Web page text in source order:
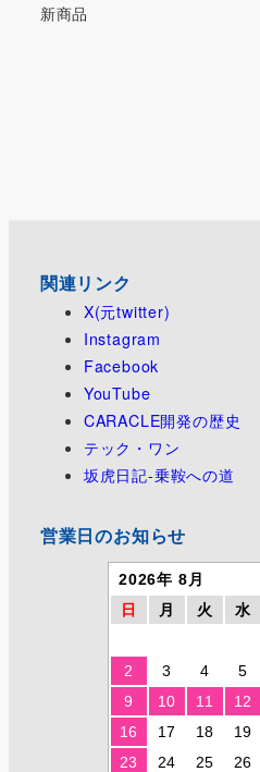
新商品
関連リンク
X(元twitter)
Instagram
Facebook
YouTube
CARACLE開発の歴史
テック・ワン
坂虎日記-乗鞍への道
営業日のお知らせ
2026年 8月
日
月 火 水
2
3 4 5
9
10 11 12
16
17 18 19
23
24 25 26